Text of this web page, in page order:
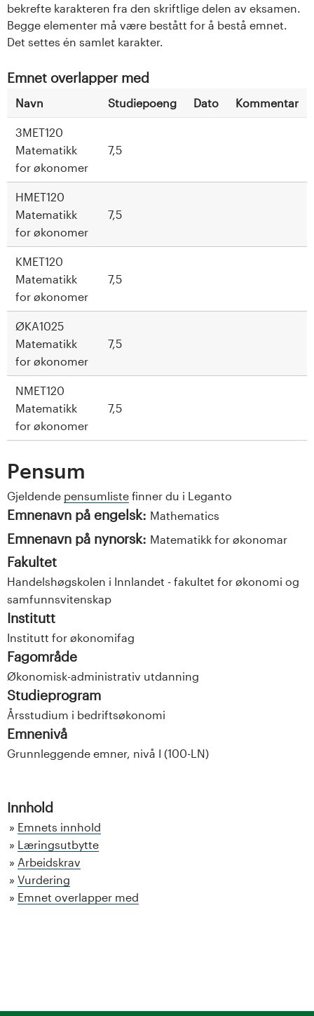
bekrefte karakteren fra den skriftlige delen av eksamen.
Begge elementer må være bestått for å bestå emnet.
Det settes én samlet karakter.
Emnet overlapper med
Navn Studiepoeng Dato Kommentar
3MET120
Matematikk
for økonomer
7,5
HMET120
Matematikk
for økonomer
7,5
KMET120
Matematikk
for økonomer
7,5
ØKA1025
Matematikk
for økonomer
7,5
NMET120
Matematikk
for økonomer
7,5
Pensum
Gjeldende pensumliste finner du i Leganto
Emnenavn på engelsk: Mathematics
Emnenavn på nynorsk: Matematikk for økonomar
Fakultet
Handelshøgskolen i Innlandet - fakultet for økonomi og
samfunnsvitenskap
Institutt
Institutt for økonomifag
Fagområde
Økonomisk-administrativ utdanning
Studieprogram
Årsstudium i bedriftsøkonomi
Emnenivå
Grunnleggende emner, nivå I (100-LN)
Innhold
Emnets innhold
Læringsutbytte
Arbeidskrav
Vurdering
Emnet overlapper med